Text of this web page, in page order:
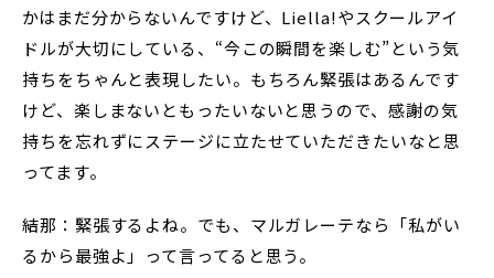
かはまだ分からないんですけど、Liella!やスクールアイ
ドルが大切にしている、“今この瞬間を楽しむ”という気
持ちをちゃんと表現したい。もちろん緊張はあるんです
けど、楽しまないともったいないと思うので、感謝の気
持ちを忘れずにステージに立たせていただきたいなと思
ってます。
結那：緊張するよね。でも、マルガレーテなら「私がい
るから最強よ」って言ってると思う。